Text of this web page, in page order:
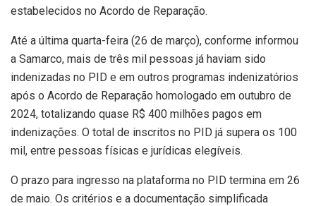
estabelecidos no Acordo de Reparação.
Até a última quarta-feira (26 de março), conforme informou
a Samarco, mais de três mil pessoas já haviam sido
indenizadas no PID e em outros programas indenizatórios
após o Acordo de Reparação homologado em outubro de
2024, totalizando quase R$ 400 milhões pagos em
indenizações. O total de inscritos no PID já supera os 100
mil, entre pessoas físicas e jurídicas elegíveis.
O prazo para ingresso na plataforma no PID termina em 26
de maio. Os critérios e a documentação simplificada